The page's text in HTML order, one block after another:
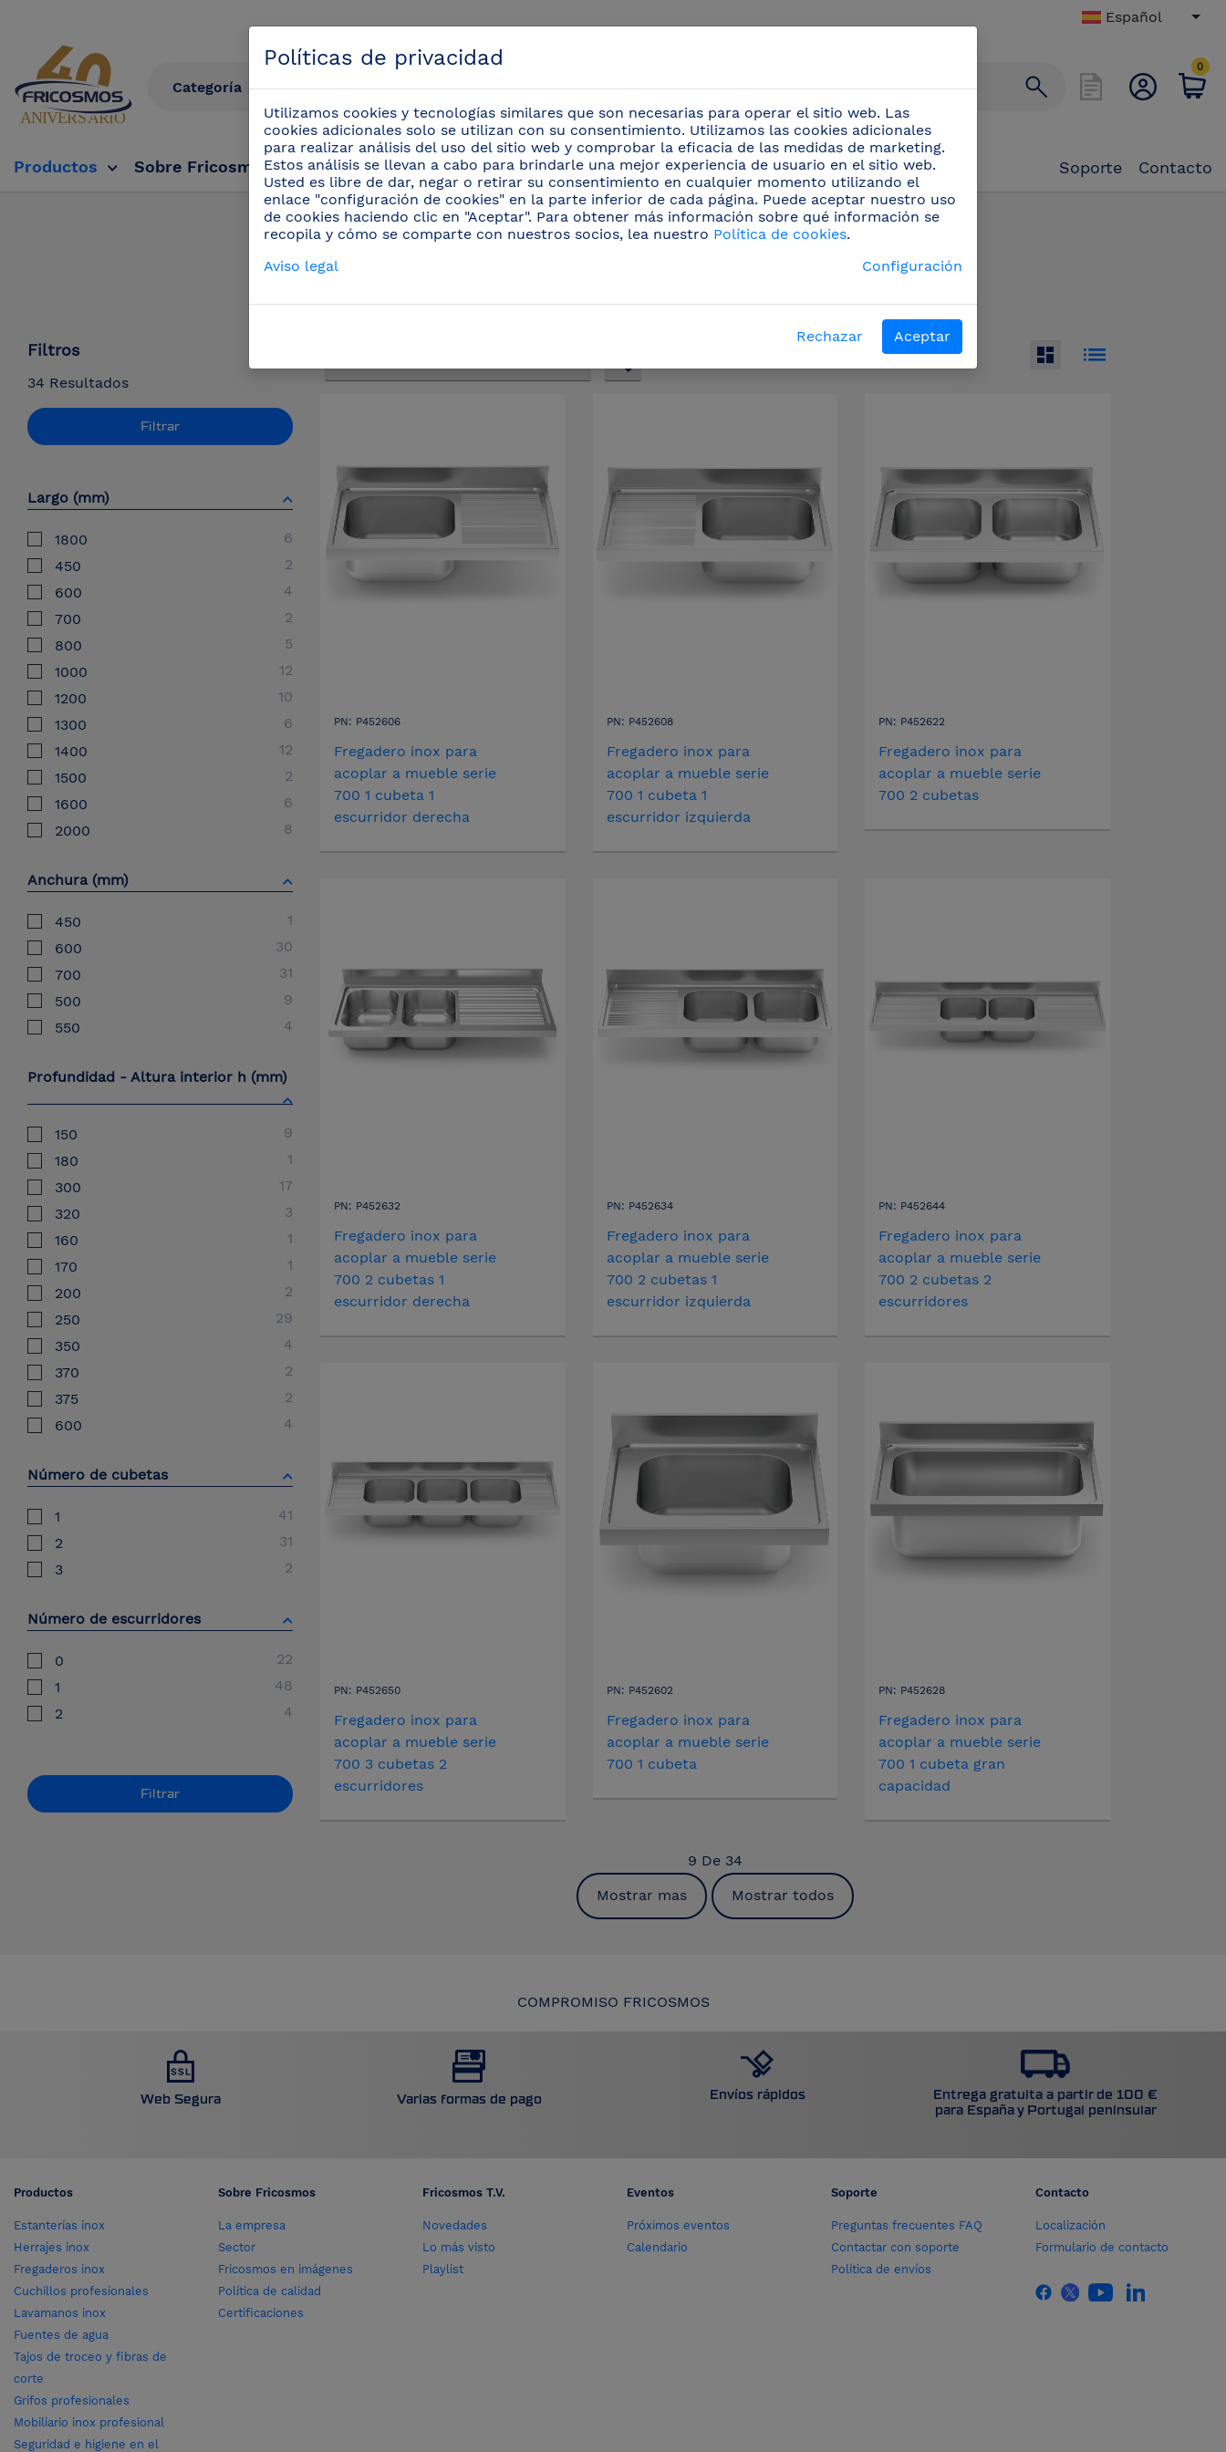
Español
0
Productos Sobre Fricosmos Fricosmos Tv Eventos Soporte Contacto
Productos / Fregaderos inox / Fregaderos inox para acoplar a mueble (34)
Filtros
34 Resultados
Filtrar
Largo (mm)
1800
6
450
2
600
4
700
2
800
5
1000
12
1200
10
1300
6
1400
12
1500
2
1600
6
2000
8
Anchura (mm)
450
1
600
30
700
31
500
9
550
4
Profundidad - Altura interior h (mm)
150
9
180
1
300
17
320
3
160
1
170
1
200
2
250
29
350
4
370
2
375
2
600
4
Número de cubetas
1
41
2
31
3
2
Número de escurridores
0
22
1
48
2
4
Filtrar
PN: P452606
Fregadero inox para
acoplar a mueble serie
700 1 cubeta 1
escurridor derecha
PN: P452608
Fregadero inox para
acoplar a mueble serie
700 1 cubeta 1
escurridor izquierda
PN: P452622
Fregadero inox para
acoplar a mueble serie
700 2 cubetas
PN: P452632
Fregadero inox para
acoplar a mueble serie
700 2 cubetas 1
escurridor derecha
PN: P452634
Fregadero inox para
acoplar a mueble serie
700 2 cubetas 1
escurridor izquierda
PN: P452644
Fregadero inox para
acoplar a mueble serie
700 2 cubetas 2
escurridores
PN: P452650
Fregadero inox para
acoplar a mueble serie
700 3 cubetas 2
escurridores
PN: P452602
Fregadero inox para
acoplar a mueble serie
700 1 cubeta
PN: P452628
Fregadero inox para
acoplar a mueble serie
700 1 cubeta gran
capacidad
9 De 34
Mostrar mas
Mostrar todos
COMPROMISO FRICOSMOS
Web Segura Varias formas de pago Envíos rápidos
Entrega gratuita a partir de 100 €
para España y Portugal peninsular
Productos
Estanterías inox
Herrajes inox
Fregaderos inox
Cuchillos profesionales
Lavamanos inox
Fuentes de agua
Tajos de troceo y fibras de
corte
Grifos profesionales
Mobiliario inox profesional
Seguridad e higiene en el
Sobre Fricosmos
La empresa
Sector
Fricosmos en imágenes
Política de calidad
Certificaciones
Fricosmos T.V.
Novedades
Lo más visto
Playlist
Eventos
Próximos eventos
Calendario
Soporte
Preguntas frecuentes FAQ
Contactar con soporte
Política de envíos
Contacto
Localización
Formulario de contacto
Políticas de privacidad
Utilizamos cookies y tecnologías similares que son necesarias para operar el sitio web. Las
cookies adicionales solo se utilizan con su consentimiento. Utilizamos las cookies adicionales
para realizar análisis del uso del sitio web y comprobar la eficacia de las medidas de marketing.
Estos análisis se llevan a cabo para brindarle una mejor experiencia de usuario en el sitio web.
Usted es libre de dar, negar o retirar su consentimiento en cualquier momento utilizando el
enlace "configuración de cookies" en la parte inferior de cada página. Puede aceptar nuestro uso
de cookies haciendo clic en "Aceptar". Para obtener más información sobre qué información se
recopila y cómo se comparte con nuestros socios, lea nuestro Política de cookies.
Aviso legal
Configuración
Rechazar Aceptar